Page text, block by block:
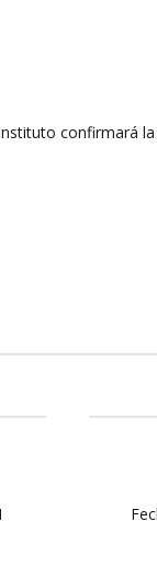
confirmará